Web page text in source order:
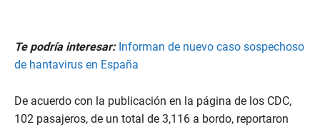
Te podría interesar: Informan de nuevo caso sospechoso
de hantavirus en España
De acuerdo con la publicación en la página de los CDC,
102 pasajeros, de un total de 3,116 a bordo, reportaron